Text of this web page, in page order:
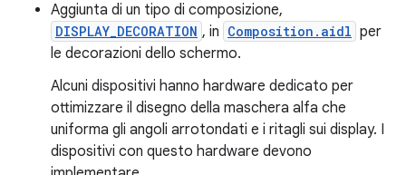
Aggiunta di un tipo di composizione,
DISPLAY_DECORATION , in Composition.aidl per
le decorazioni dello schermo.
Alcuni dispositivi hanno hardware dedicato per
ottimizzare il disegno della maschera alfa che
uniforma gli angoli arrotondati e i ritagli sui display. I
dispositivi con questo hardware devono